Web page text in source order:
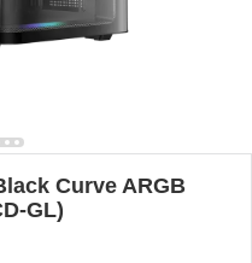
Curve ARGB
GL)